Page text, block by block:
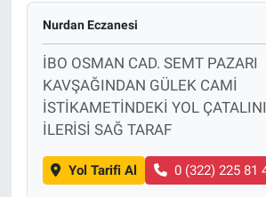
Nurdan Eczanesi
İBO OSMAN CAD. SEMT PAZARI
KAVŞAĞINDAN GÜLEK CAMİ
İSTİKAMETİNDEKİ YOL
İLERİSİ SAĞ TARAF
Yol Tarifi Al 0 (322) 225 81